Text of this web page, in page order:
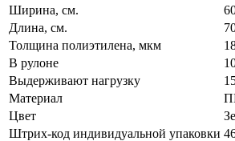
Ширина, см.
Длина, см.
Толщина полиэтилена, мкм
В рулоне
Выдерживают нагрузку
Материал
Цвет
Штрих-код индивидуальной упаковки